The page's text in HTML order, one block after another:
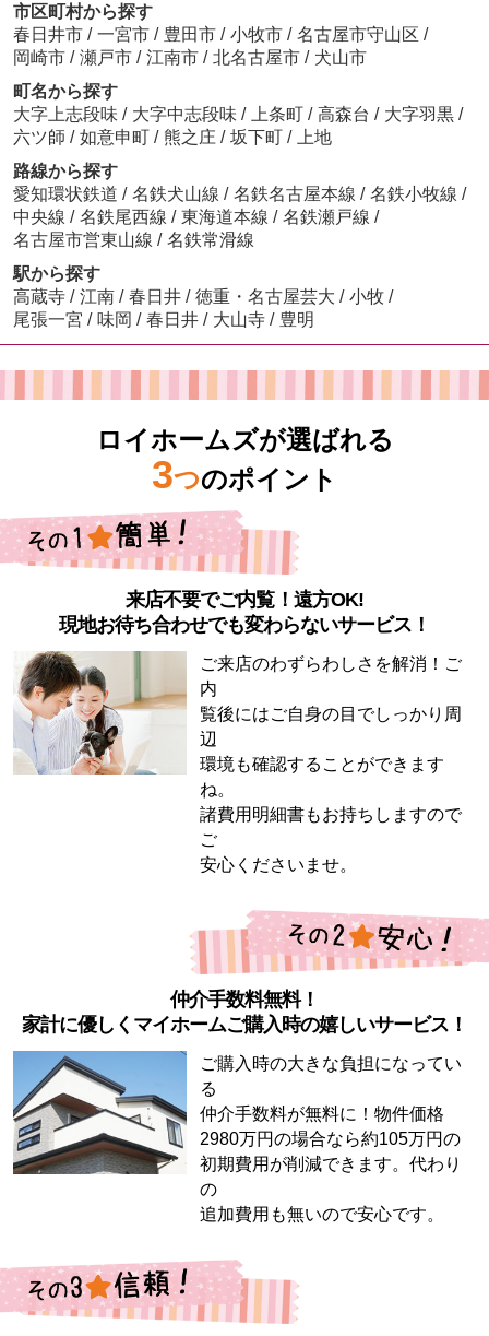
市区町村から探す
春日井市 / 一宮市 / 豊田市 / 小牧市 / 名古屋市守山区 /
岡崎市 / 瀬戸市 / 江南市 / 北名古屋市 / 犬山市
町名から探す
大字上志段味 / 大字中志段味 / 上条町 / 高森台 / 大字羽黒 /
六ツ師 / 如意申町 / 熊之庄 / 坂下町 /
上地
路線から探す
愛知環状鉄道 / 名鉄犬山線 / 名鉄名古屋本線 / 名鉄小牧線 /
中央線 / 名鉄尾西線 / 東海道本線 / 名鉄瀬戸線 /
名古屋市営東山線 / 名鉄常滑線
駅から探す
高蔵寺 / 江南 / 春日井 / 徳重・名古屋芸大 / 小牧 /
尾張一宮 / 味岡 / 春日井 / 大山寺 / 豊明
ロイホームズが選ばれる
3つのポイント
来店不要でご内覧！遠方OK!
現地お待ち合わせでも変わらないサービス！
ご来店のわずらわしさを解消！ご
内
覧後にはご自身の目でしっかり周
辺
環境も確認することができます
ね。
諸費用明細書もお持ちしますので
ご
安心くださいませ。
仲介手数料無料！
家計に優しくマイホームご購入時の嬉しいサービス！
ご購入時の大きな負担になってい
る
仲介手数料が無料に！物件価格
2980万円の場合なら約105万円の
初期費用が削減できます。代わり
の
追加費用も無いので安心です。